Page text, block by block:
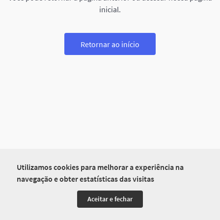
Utilizamos cookies para melhorar a experiência na
navegação e obter estatísticas das visitas
Aceitar e fechar
inicial.
Retornar ao início